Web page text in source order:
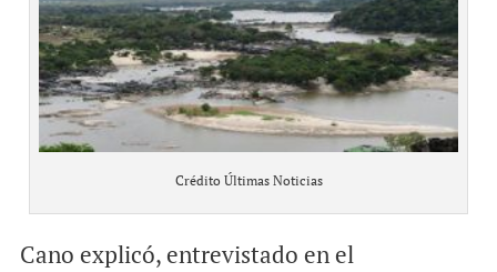
Crédito Últimas Noticias
Cano explicó, entrevistado en el